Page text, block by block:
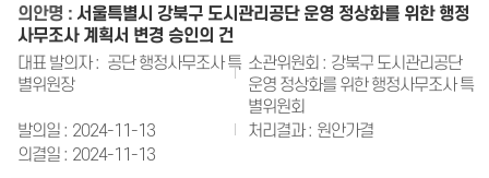
서울특별시 강북구 도시관리공단 운영 정상화를 위한 행정
사무조사 계획서 변경 승인의 건
공단 행정사무조사 특
별위원장
강북구 도시관리공단
운영 정상화를 위한 행정사무조사 특
별위원회
2024-11-13
원안가결
2024-11-13